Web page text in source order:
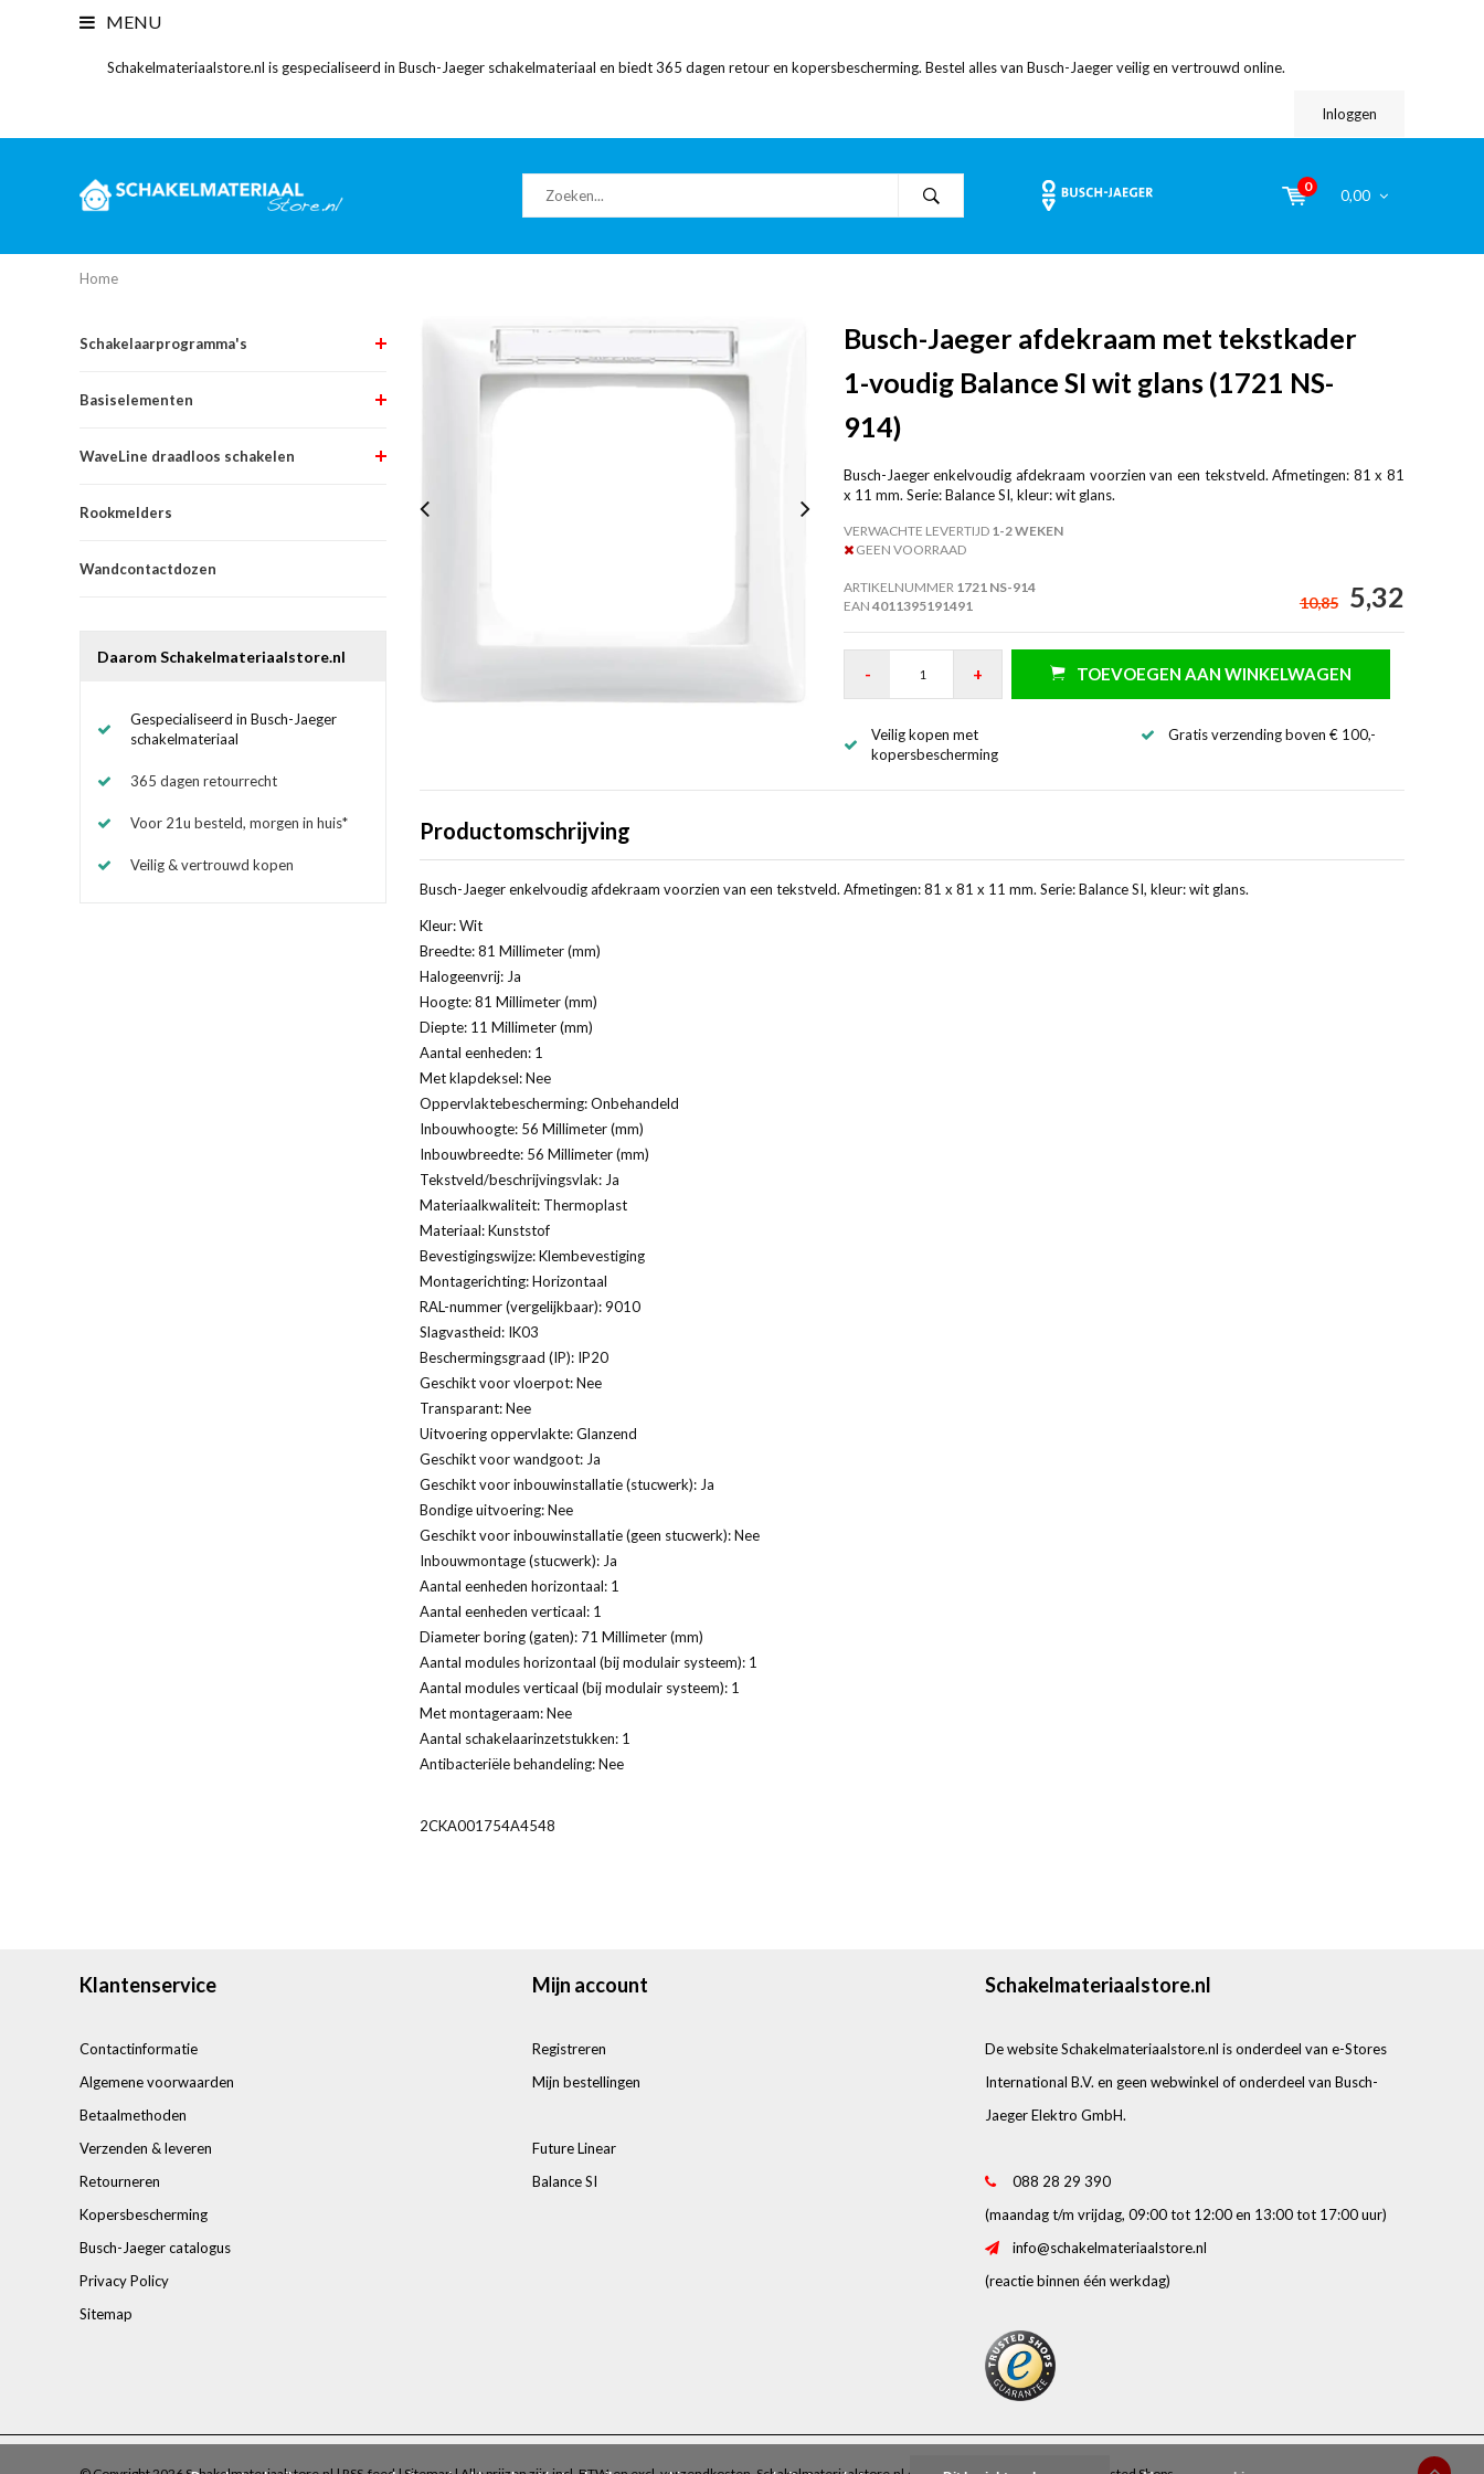
MENU
Schakelmateriaalstore.nl is gespecialiseerd in Busch-Jaeger schakelmateriaal en biedt 365 dagen retour en kopersbescherming. Bestel alles van Busch-Jaeger veilig en vertrouwd online.
Inloggen
0
0,00
Home
Schakelaarprogramma's
Basiselementen
WaveLine draadloos schakelen
Rookmelders
Wandcontactdozen
Daarom Schakelmateriaalstore.nl
Gespecialiseerd in Busch-Jaeger
schakelmateriaal
365 dagen retourrecht
Voor 21u besteld, morgen in huis*
Veilig & vertrouwd kopen
Busch-Jaeger afdekraam met tekstkader
1-voudig Balance SI wit glans (1721 NS-
914)
Busch-Jaeger enkelvoudig afdekraam voorzien van een tekstveld. Afmetingen: 81 x 81
x 11 mm. Serie: Balance SI, kleur: wit glans.
VERWACHTE LEVERTIJD1-2 WEKEN
GEEN VOORRAAD
ARTIKELNUMMER 1721 NS-914
EAN 4011395191491 10,85 5,32
- + TOEVOEGEN AAN WINKELWAGEN
Veilig kopen met
kopersbescherming
Gratis verzending boven € 100,-
Productomschrijving
Busch-Jaeger enkelvoudig afdekraam voorzien van een tekstveld. Afmetingen: 81 x 81 x 11 mm. Serie: Balance SI, kleur: wit glans.
Kleur: Wit
Breedte: 81 Millimeter (mm)
Halogeenvrij: Ja
Hoogte: 81 Millimeter (mm)
Diepte: 11 Millimeter (mm)
Aantal eenheden: 1
Met klapdeksel: Nee
Oppervlaktebescherming: Onbehandeld
Inbouwhoogte: 56 Millimeter (mm)
Inbouwbreedte: 56 Millimeter (mm)
Tekstveld/beschrijvingsvlak: Ja
Materiaalkwaliteit: Thermoplast
Materiaal: Kunststof
Bevestigingswijze: Klembevestiging
Montagerichting: Horizontaal
RAL-nummer (vergelijkbaar): 9010
Slagvastheid: IK03
Beschermingsgraad (IP): IP20
Geschikt voor vloerpot: Nee
Transparant: Nee
Uitvoering oppervlakte: Glanzend
Geschikt voor wandgoot: Ja
Geschikt voor inbouwinstallatie (stucwerk): Ja
Bondige uitvoering: Nee
Geschikt voor inbouwinstallatie (geen stucwerk): Nee
Inbouwmontage (stucwerk): Ja
Aantal eenheden horizontaal: 1
Aantal eenheden verticaal: 1
Diameter boring (gaten): 71 Millimeter (mm)
Aantal modules horizontaal (bij modulair systeem): 1
Aantal modules verticaal (bij modulair systeem): 1
Met montageraam: Nee
Aantal schakelaarinzetstukken: 1
Antibacteriële behandeling: Nee
2CKA001754A4548
Klantenservice
Contactinformatie
Algemene voorwaarden
Betaalmethoden
Verzenden & leveren
Retourneren
Kopersbescherming
Busch-Jaeger catalogus
Privacy Policy
Sitemap
Mijn account
Registreren
Mijn bestellingen
Future Linear
Balance SI
Schakelmateriaalstore.nl
De website Schakelmateriaalstore.nl is onderdeel van e-Stores
International B.V. en geen webwinkel of onderdeel van Busch-
Jaeger Elektro GmbH.
088 28 29 390
(maandag t/m vrijdag, 09:00 tot 12:00 en 13:00 tot 17:00 uur)
info@schakelmateriaalstore.nl
(reactie binnen één werkdag)